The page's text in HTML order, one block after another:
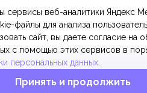
MONO являются
марками,
качественных материалов
сервисы веб-аналитики Яндекс
файлы для анализа
сайт, вы даете согласие на
с помощью этих сервисов в
персональных данных
Принять и продолжить